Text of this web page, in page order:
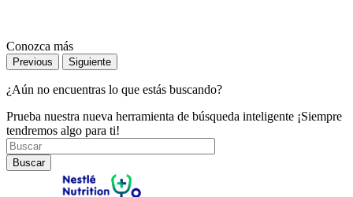
Conozca más
Previous Siguiente
¿Aún no encuentras lo que estás buscando?
Prueba nuestra nueva herramienta de búsqueda inteligente ¡Siempre
tendremos algo para ti!
Buscar